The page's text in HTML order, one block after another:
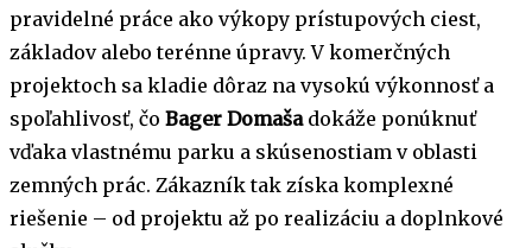
pravidelné práce ako výkopy prístupových ciest,
základov alebo terénne úpravy. V komerčných
projektoch sa kladie dôraz na vysokú výkonnosť a
spoľahlivosť, čo Bager Domašadokáže ponúknuť
vďaka vlastnému parku a skúsenostiam v oblasti
zemných prác. Zákazník tak získa komplexné
riešenie – od projektu až po realizáciu a doplnkové